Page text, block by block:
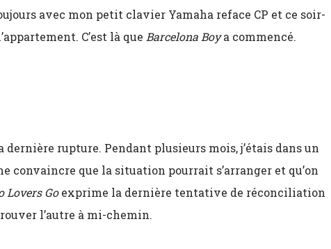
avec mon petit clavier Yamaha reface CP et ce soir-
C’est là que Barcelona Boya commencé.
dernière rupture. Pendant plusieurs mois, j’étais dans un
convaincre que la situation pourrait s’arranger et qu’on
Lovers Goexprime la dernière tentative de réconciliation
l’autre à mi-chemin.